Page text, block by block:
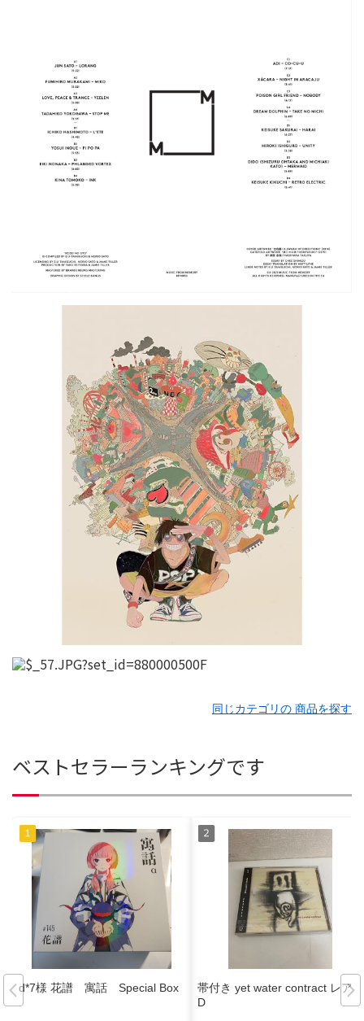
同じカテゴリの 商品を探す
ベストセラーランキングです
d*7様 花譜 寓話 Special Box
帯付き yet water contract レアC
D